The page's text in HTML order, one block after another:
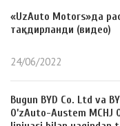
«UzAuto Motors»да
тақдирланди (видео)
24/06/2022
Bugun BYD Co. Ltd va
O’zAuto-Austem